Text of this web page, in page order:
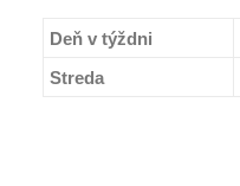
Deň v týždni
Streda